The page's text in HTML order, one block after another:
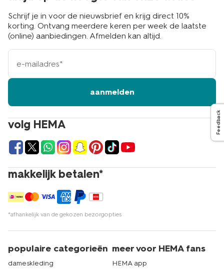
volg HEMA
makkelijk betalen*
*afhankelijk van de gekozen bezorgopties
Schrijf je in voor de nieuwsbrief en krijg direct 10%
korting. Ontvang meerdere keren per week de laatste
(online) aanbiedingen. Afmelden kan altijd.
e-
mailadres
aanmelden
populaire categorieën
dameskleding
meer voor HEMA fans
HEMA app
Feedback